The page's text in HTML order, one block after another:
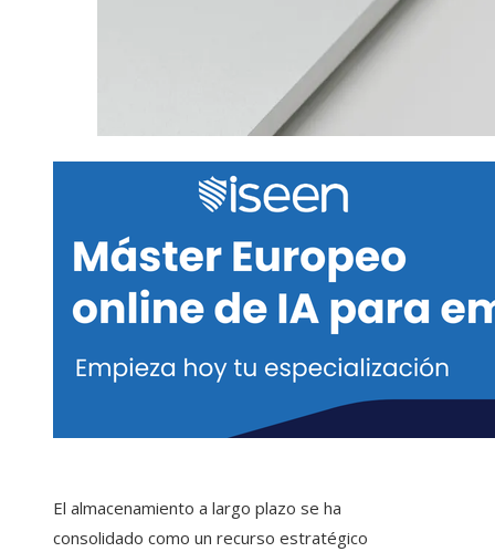
El almacenamiento a largo plazo se ha
consolidado como un recurso estratégico